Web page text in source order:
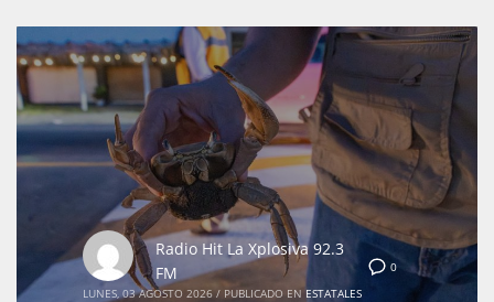
0
Radio Hit La Xplosiva 92.3
FM
LUNES, 03 AGOSTO 2026 / PUBLICADO EN ESTATALES